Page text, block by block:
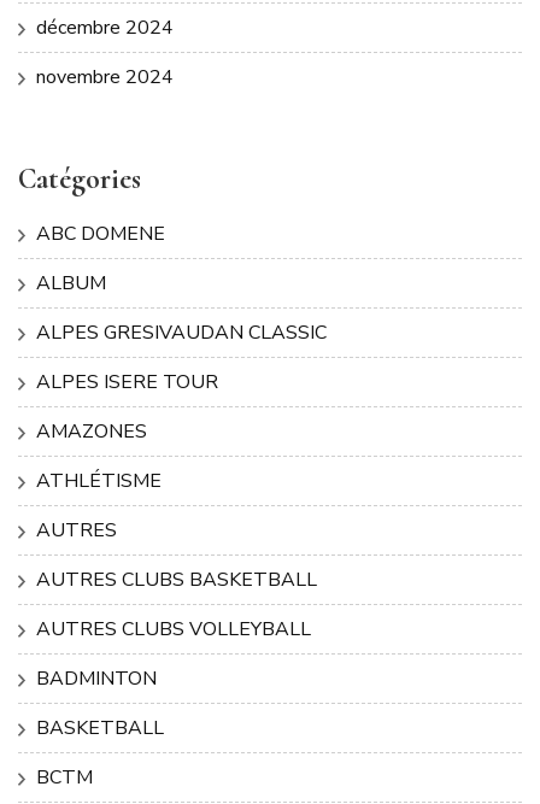
décembre 2024
novembre 2024
Catégories
ABC DOMENE
ALBUM
ALPES GRESIVAUDAN CLASSIC
ALPES ISERE TOUR
AMAZONES
ATHLÉTISME
AUTRES
AUTRES CLUBS BASKETBALL
AUTRES CLUBS VOLLEYBALL
BADMINTON
BASKETBALL
BCTM